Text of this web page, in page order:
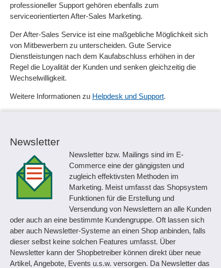
professioneller Support gehören ebenfalls zum
serviceorientierten After-Sales Marketing.
Der After-Sales Service ist eine maßgebliche Möglichkeit sich
von Mitbewerbern zu unterscheiden. Gute Service
Dienstleistungen nach dem Kaufabschluss erhöhen in der
Regel die Loyalität der Kunden und senken gleichzeitig die
Wechselwilligkeit.
Weitere Informationen zu Helpdesk und Support.
Newsletter
Newsletter bzw. Mailings sind im E-
Commerce eine der gängigsten und
zugleich effektivsten Methoden im
Marketing. Meist umfasst das Shopsystem
Funktionen für die Erstellung und
Versendung von Newslettern an alle Kunden
oder auch an eine bestimmte Kundengruppe. Oft lassen sich
aber auch Newsletter-Systeme an einen Shop anbinden, falls
dieser selbst keine solchen Features umfasst. Über
Newsletter kann der Shopbetreiber können direkt über neue
Artikel, Angebote, Events u.s.w. versorgen. Da Newsletter das